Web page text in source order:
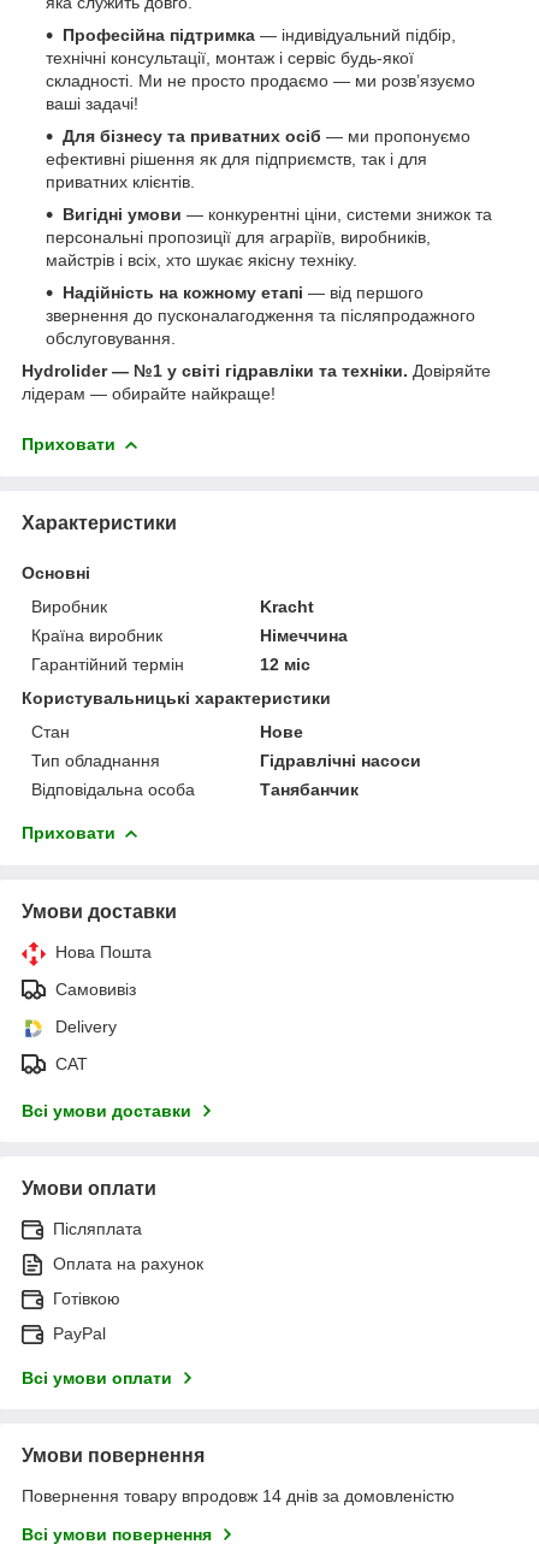
Професійна підтримка — індивідуальний підбір,
технічні консультації, монтаж і сервіс будь-якої
складності. Ми не просто продаємо — ми розв’язуємо
ваші задачі!
Для бізнесу та приватних осіб — ми пропонуємо
ефективні рішення як для підприємств, так і для
приватних клієнтів.
Вигідні умови — конкурентні ціни, системи знижок та
персональні пропозиції для аграріїв, виробників,
майстрів і всіх, хто шукає якісну техніку.
Надійність на кожному етапі — від першого
звернення до пусконалагодження та післяпродажного
обслуговування.
Hydrolider — №1 у світі гідравліки та техніки. Довіряйте
лідерам — обирайте найкраще!
Приховати
Характеристики
Основні
Виробник
Kracht
Країна виробник
Німеччина
Гарантійний термін
12 міс
Користувальницькі характеристики
Стан
Нове
Тип обладнання
Гідравлічні насоси
Відповідальна особа
Танябанчик
Приховати
Умови доставки
Нова Пошта
Самовивіз
Delivery
САТ
Всі умови доставки
Умови оплати
Післяплата
Оплата на рахунок
Готівкою
PayPal
Всі умови оплати
Умови повернення
Повернення товару впродовж 14 днів за домовленістю
Всі умови повернення